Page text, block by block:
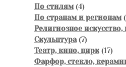
По стилям 44
товара
По странам и регионам
Религиозное
Скульптура 77
товаров
Театр, кино, цирк 1717
Фарфор, стекло,